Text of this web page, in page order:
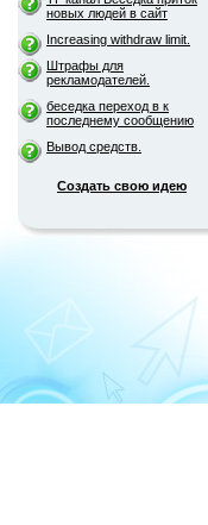
новых людей в сайт
Increasing withdraw limit.
Штрафы для
рекламодателей.
беседка переход в к
последнему сообщению
Вывод средств.
Создать свою идею